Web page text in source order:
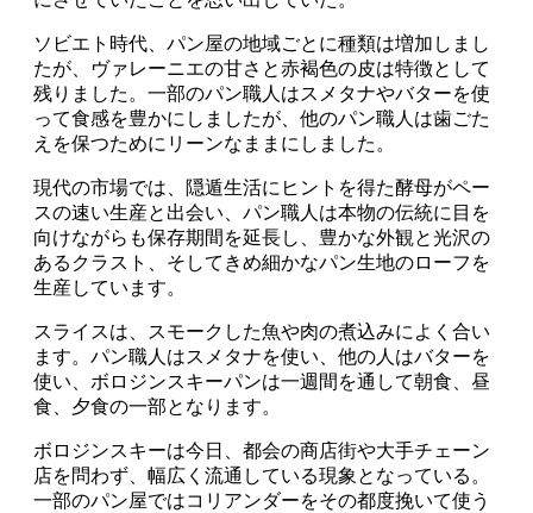
ソビエト時代、パン屋の地域ごとに種類は増加しまし
たが、ヴァレーニエの甘さと赤褐色の皮は特徴として
残りました。一部のパン職人はスメタナやバターを使
って食感を豊かにしましたが、他のパン職人は歯ごた
えを保つためにリーンなままにしました。
現代の市場では、隠遁生活にヒントを得た酵母がペー
スの速い生産と出会い、パン職人は本物の伝統に目を
向けながらも保存期間を延長し、豊かな外観と光沢の
あるクラスト、そしてきめ細かなパン生地のローフを
生産しています。
スライスは、スモークした魚や肉の煮込みによく合い
ます。パン職人はスメタナを使い、他の人はバターを
使い、ボロジンスキーパンは一週間を通して朝食、昼
食、夕食の一部となります。
ボロジンスキーは今日、都会の商店街や大手チェーン
店を問わず、幅広く流通している現象となっている。
一部のパン屋ではコリアンダーをその都度挽いて使う